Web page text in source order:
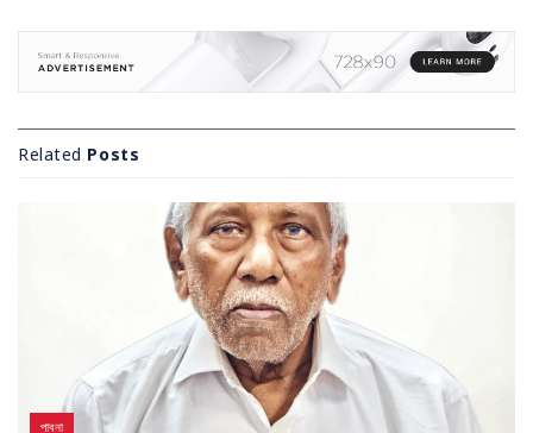
Related Posts
পাবনা